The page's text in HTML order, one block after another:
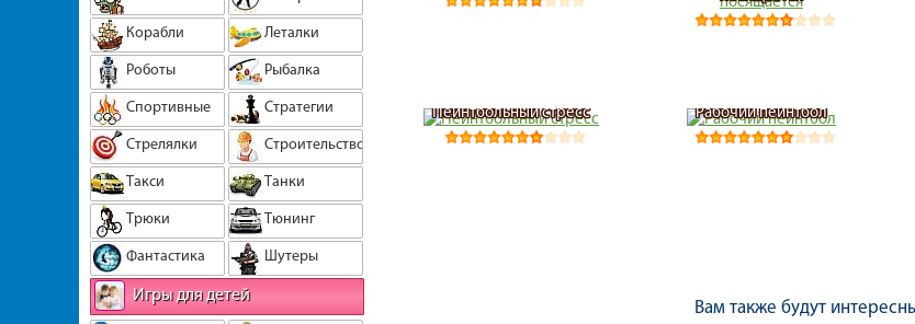
Корабли
Леталки
Роботы
Рыбалка
Спортивные
Стратегии
Стрелялки
Строительство
Такси
Танки
Трюки
Тюнинг
Фантастика
Шутеры
Игры для детей
Пейнтбольный стресс Рабочий пейнтбол
Вам также будут